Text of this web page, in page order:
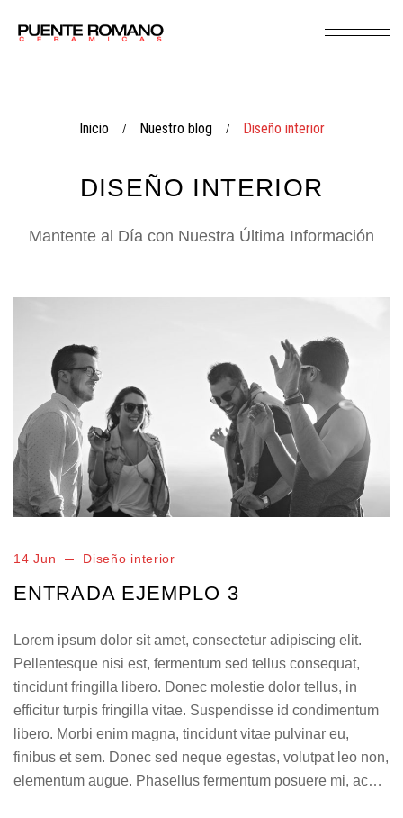
Inicio / Nuestro blog / Diseño interior
DISEÑO INTERIOR
Mantente al Día con Nuestra Última Información
14 Jun Diseño interior
ENTRADA EJEMPLO 3
Lorem ipsum dolor sit amet, consectetur adipiscing elit.
Pellentesque nisi est, fermentum sed tellus consequat,
tincidunt fringilla libero. Donec molestie dolor tellus, in
efficitur turpis fringilla vitae. Suspendisse id condimentum
libero. Morbi enim magna, tincidunt vitae pulvinar eu,
finibus et sem. Donec sed neque egestas, volutpat leo non,
elementum augue. Phasellus fermentum posuere mi, ac…